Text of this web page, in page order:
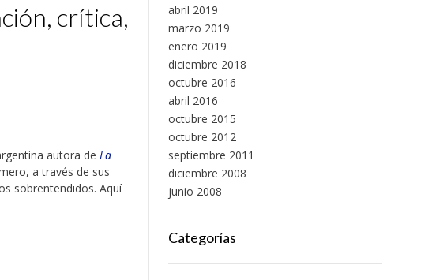
crítica,
autora de La
a través de sus
sobrentendidos. Aquí
abril 2019
marzo 2019
enero 2019
diciembre 2018
octubre 2016
abril 2016
octubre 2015
octubre 2012
septiembre 2011
diciembre 2008
junio 2008
Categorías